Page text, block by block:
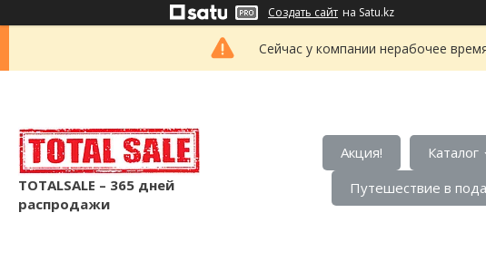
Создать сайт на Satu.kz
Сейчас у компании нерабочее
TOTALSALE – 365 дней
распродажи
Акция! Каталог
Путешествие в